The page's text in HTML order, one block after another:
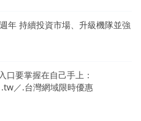
年 持續投資市場、升級機隊並強
口要掌握在自己手上：
／.台灣網域限時優惠